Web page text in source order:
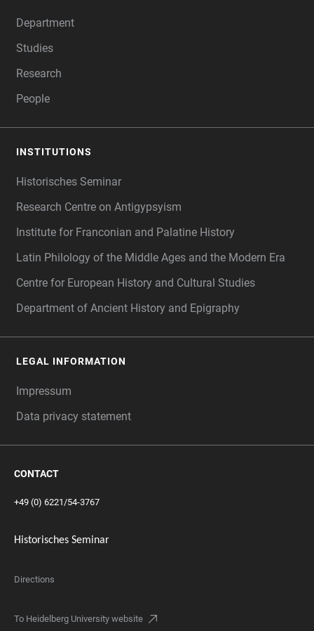
Department
Studies
Research
People
INSTITUTIONS
Historisches Seminar
Research Centre on Antigypsyism
Institute for Franconian and Palatine History
Latin Philology of the Middle Ages and the Modern Era
Centre for European History and Cultural Studies
Department of Ancient History and Epigraphy
LEGAL INFORMATION
Impressum
Data privacy statement
CONTACT
+49 (0) 6221/54-3767
Historisches Seminar
Directions
To Heidelberg University website